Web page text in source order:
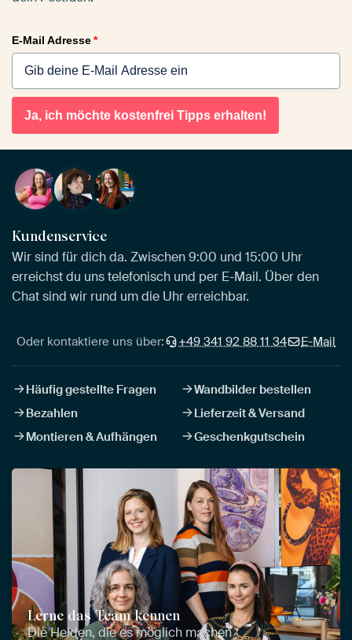
E-Mail Adresse*
Ja, ich möchte kostenfrei Tipps erhalten!
Kundenservice
Wir sind für dich da. Zwischen 9:00 und 15:00 Uhr
erreichst du uns telefonisch und per E-Mail. Über den
Chat sind wir rund um die Uhr erreichbar.
Oder kontaktiere uns über: +49 341 92 88 11 34 E-Mail
Häufig gestellte Fragen
Wandbilder bestellen
Bezahlen
Lieferzeit & Versand
Montieren & Aufhängen
Geschenkgutschein
Lerne das Team kennen
Die Helden, die es möglich machen